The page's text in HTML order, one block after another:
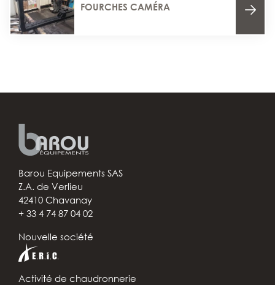
FOURCHES CAMÉRA
Barou Equipements SAS
Z.A. de Verlieu
42410 Chavanay
+ 33 4 74 87 04 02
Nouvelle société
Activité de chaudronnerie